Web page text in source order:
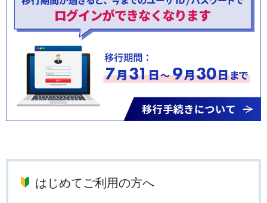
はじめてご利用の方へ